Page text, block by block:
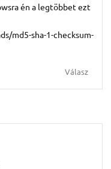
én a legtöbbet ezt
md5-sha-1-checksum-
Válasz